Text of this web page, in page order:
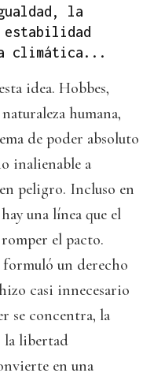
la
climática...
idea. Hobbes,
humana,
de poder absoluto
inalienable a
peligro. Incluso en
una línea que el
el pacto.
un derecho
casi innecesario
se concentra, la
la libertad
en una